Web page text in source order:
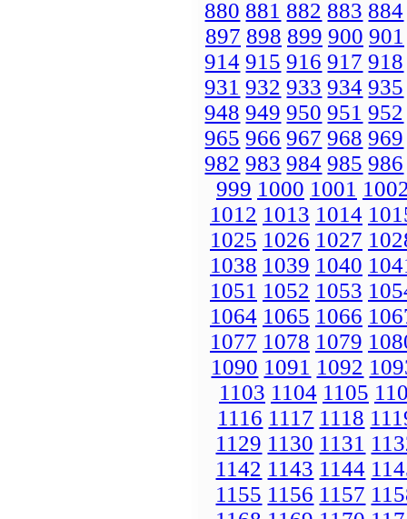
880 881 882 883 884
897 898 899 900 901
914 915 916 917 918
931 932 933 934 935
948 949 950 951 952
965 966 967 968 969
982 983 984 985 986
999 1000 1001
1012 1013 1014
1025 1026 1027
1038 1039 1040
1051 1052 1053
1064 1065 1066
1077 1078 1079
1090 1091 1092
1103 1104 1105
1116 1117 1118
1129 1130 1131
1142 1143 1144
1155 1156 1157